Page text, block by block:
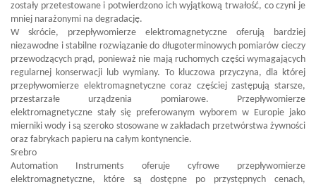
zostały przetestowane i potwierdzono ich wyjątkową trwałość, co czyni je
mniej narażonymi na degradację.
W skrócie, przepływomierze elektromagnetyczne oferują bardziej
niezawodne i stabilne rozwiązanie do długoterminowych pomiarów cieczy
przewodzących prąd, ponieważ nie mają ruchomych części wymagających
regularnej konserwacji lub wymiany. To kluczowa przyczyna, dla której
przepływomierze elektromagnetyczne coraz częściej zastępują starsze,
przestarzałe urządzenia pomiarowe. Przepływomierze
elektromagnetyczne stały się preferowanym wyborem w Europie jako
mierniki wody i są szeroko stosowane w zakładach przetwórstwa żywności
oraz fabrykach papieru na całym kontynencie.
Srebro
Automation Instruments oferuje cyfrowe przepływomierze
elektromagnetyczne, które są dostępne po przystępnych cenach,